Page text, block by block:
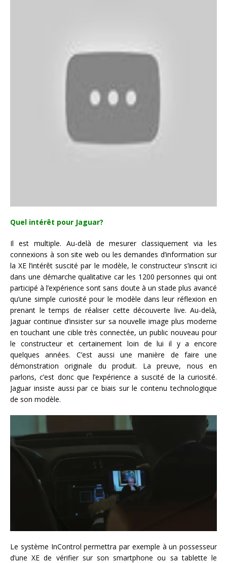
Quel intérêt pour Jaguar?
Il est multiple. Au-delà de mesurer classiquement via les
connexions à son site web ou les demandes d’information sur
la XE l’intérêt suscité par le modèle, le constructeur s’inscrit ici
dans une démarche qualitative car les 1200 personnes qui ont
participé à l’expérience sont sans doute à un stade plus avancé
qu’une simple curiosité pour le modèle dans leur réflexion en
prenant le temps de réaliser cette découverte live. Au-delà,
Jaguar continue d’insister sur sa nouvelle image plus moderne
en touchant une cible très connectée, un public nouveau pour
le constructeur et certainement loin de lui il y a encore
quelques années. C’est aussi une manière de faire une
démonstration originale du produit. La preuve, nous en
parlons, c’est donc que l’expérience a suscité de la curiosité.
Jaguar insiste aussi par ce biais sur le contenu technologique
de son modèle.
Le système InControl permettra par exemple à un possesseur
d’une XE de vérifier sur son smartphone ou sa tablette le